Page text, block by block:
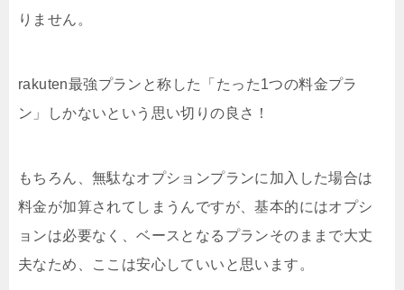
りません。
rakuten最強プランと称した「たった1つの料金プラ
ン」しかないという思い切りの良さ！
もちろん、無駄なオプションプランに加入した場合は
料金が加算されてしまうんですが、基本的にはオプシ
ョンは必要なく、ベースとなるプランそのままで大丈
夫なため、ここは安心していいと思います。